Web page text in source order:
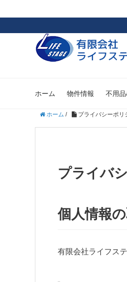
ホーム 物件情報 不用
ホーム / プライバシーポリ
プライバ
個人情報
有限会社ライフス